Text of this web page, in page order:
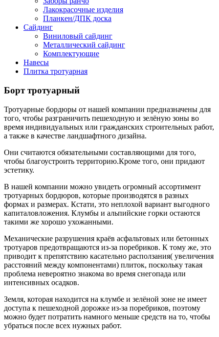
Лакокрасочные изделия
Планкен/ДПК доска
Сайдинг
Виниловый сайдинг
Металлический сайдинг
Комплектующие
Навесы
Плитка тротуарная
Борт тротуарный
Тротуарные бордюры от нашей компании предназначены для
того, чтобы разграничить пешеходную и зелёную зоны во
время индивидуальных или гражданских строительных работ,
а также в качестве ландшафтного дизайна.
Они считаются обязательными составляющими для того,
чтобы благоустроить территорию.Кроме того, они придают
эстетику.
В нашей компании можно увидеть огромный ассортимент
тротуарных бордюров, которые производятся в разных
формах и размерах. Кстати, это неплохой вариант выгодного
капиталовложения. Клумбы и альпийские горки остаются
такими же хорошо ухожанными.
Механические разрушения краёв асфальтовых или бетонных
тротуаров предотвращаются из-за поребриков. К тому же, это
приводит к препятствию касательно расползания( увеличения
расстояний между компонентами) плиток, поскольку такая
проблема невероятно знакома во время снегопада или
интенсивных осадков.
Земля, которая находится на клумбе и зелёной зоне не имеет
доступа к пешеходной дорожке из-за поребриков, поэтому
можно будет потратить намного меньше средств на то, чтобы
убраться после всех нужных работ.